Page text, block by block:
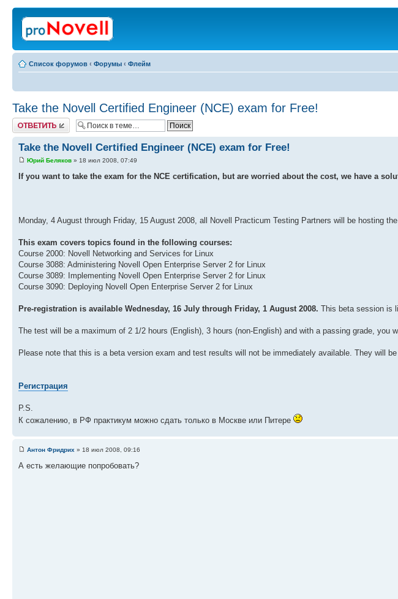
Список форумов ‹ Форумы ‹ Флейм
Take the Novell Certified Engineer (NCE) exam for Free!
Ответить
Take the Novell Certified Engineer (NCE) exam for Free!
Юрий Беляков » 18 июл 2008, 07:49
If you want to take the exam for the NCE certification, but are worried about the cost, we have a
Monday, 4 August through Friday, 15 August 2008, all Novell Practicum Testing Partners will be hosting
This exam covers topics found in the following courses:
Course 2000: Novell Networking and Services for Linux
Course 3088: Administering Novell Open Enterprise Server 2 for Linux
Course 3089: Implementing Novell Open Enterprise Server 2 for Linux
Course 3090: Deploying Novell Open Enterprise Server 2 for Linux
Pre-registration is available Wednesday, 16 July through Friday, 1 August 2008. This beta session is
The test will be a maximum of 2 1/2 hours (English), 3 hours (non-English) and with a passing grade, you
Please note that this is a beta version exam and test results will not be immediately available. They will
Регистрация
P.S.
К сожалению, в РФ практикум можно сдать только в Москве или Питере
Антон Фридрих » 18 июл 2008, 09:16
А есть желающие попробовать?